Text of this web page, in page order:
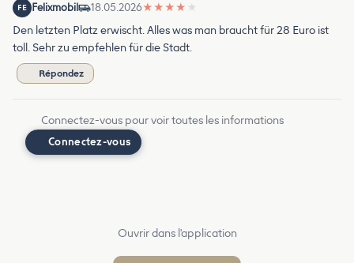
FE Felixmobil 18.05.2026★ ★ ★ ★ ★
Den letzten Platz erwischt. Alles was man braucht für 28 Euro ist
toll. Sehr zu empfehlen für die Stadt.
Répondez
Connectez-vous pour voir toutes les informations
Connectez-vous
Ouvrir dans l'application